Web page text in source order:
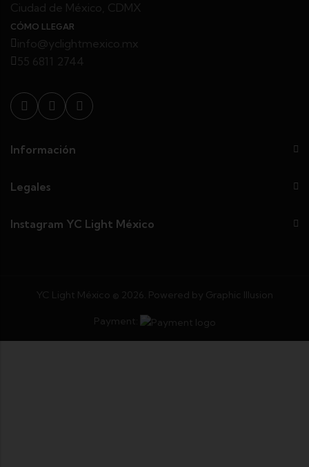
Ciudad de México, CDMX
CÓMO LLEGAR
info@yclightmexico.mx
55 6811 2744
Información
Legales
Instagram YC Light México
YC Light México © 2026. Powered by Graphic Illusion
Payment: